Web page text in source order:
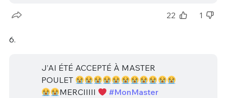
22 1
6.
J’AI ÉTÉ ACCEPTÉ À MASTER
POULET
MERCIIIII
#MonMaster